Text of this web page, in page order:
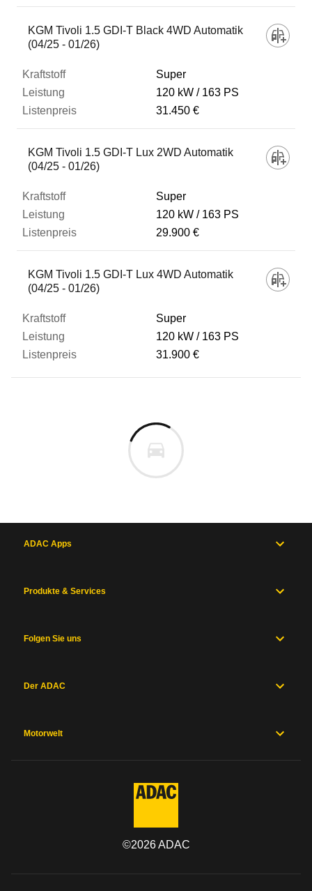
KGM Tivoli 1.5 GDI-T Black 4WD Automatik
(04/25 - 01/26)
Super
120 kW
163 PS
31.450 €
KGM Tivoli 1.5 GDI-T Lux 2WD Automatik
(04/25 - 01/26)
Super
120 kW
163 PS
29.900 €
KGM Tivoli 1.5 GDI-T Lux 4WD Automatik
(04/25 - 01/26)
Super
120 kW
163 PS
31.900 €
ADAC Apps
Produkte & Services
Folgen Sie uns
Der ADAC
Motorwelt
©2026ADAC